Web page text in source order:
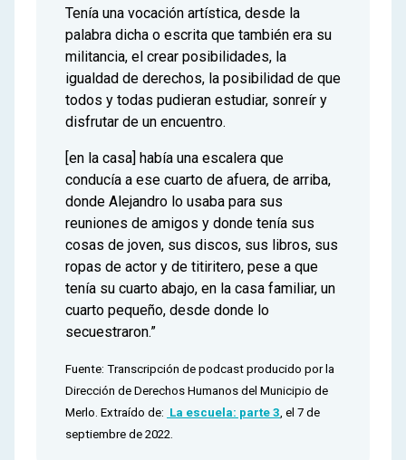
Tenía una vocación artística, desde la
palabra dicha o escrita que también era su
militancia, el crear posibilidades, la
igualdad de derechos, la posibilidad de que
todos y todas pudieran estudiar, sonreír y
disfrutar de un encuentro.
[en la casa] había una escalera que
conducía a ese cuarto de afuera, de arriba,
donde Alejandro lo usaba para sus
reuniones de amigos y donde tenía sus
cosas de joven, sus discos, sus libros, sus
ropas de actor y de titiritero, pese a que
tenía su cuarto abajo, en la casa familiar, un
cuarto pequeño, desde donde lo
secuestraron.”
Fuente: Transcripción de podcast producido por la
Dirección de Derechos Humanos del Municipio de
Merlo. Extraído de: La escuela: parte 3, el 7 de
septiembre de 2022.